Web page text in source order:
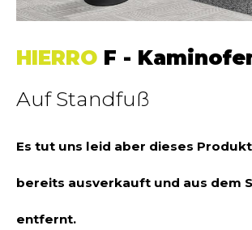
HIERRO F -
Auf Standfuß
Es tut uns leid aber dieses
bereits ausverkauft und aus dem
entfernt.